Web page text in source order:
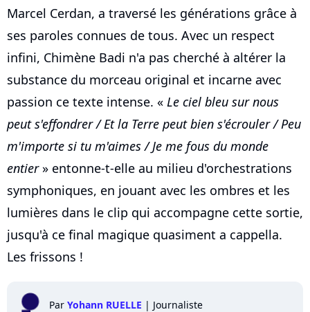
Marcel Cerdan, a traversé les générations grâce à
ses paroles connues de tous. Avec un respect
infini, Chimène Badi n'a pas cherché à altérer la
substance du morceau original et incarne avec
passion ce texte intense. « Le ciel bleu sur nous
peut s'effondrer / Et la Terre peut bien s'écrouler / Peu
m'importe si tu m'aimes / Je me fous du monde
entier» entonne-t-elle au milieu d'orchestrations
symphoniques, en jouant avec les ombres et les
lumières dans le clip qui accompagne cette sortie,
jusqu'à ce final magique quasiment a cappella.
Les frissons !
Par Yohann RUELLE | Journaliste